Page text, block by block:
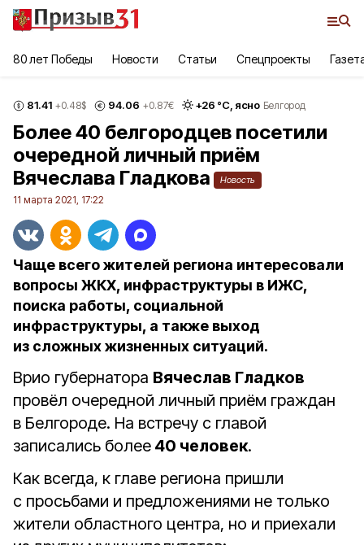
80 лет Победы Новости Статьи Спецпроекты
81.41 +0.48$ 94.06 +0.87€ +26 °С, ясно Белгород
Более 40 белгородцев посетили
очередной личный приём
Вячеслава Гладкова
Новость
11 марта 2021, 17:22
Чаще всего жителей региона интересовали
вопросы ЖКХ, инфраструктуры в ИЖС,
поиска работы, социальной
инфраструктуры, а также выход
из сложных жизненных ситуаций.
Врио губернатора Вячеслав Гладков
провёл очередной личный приём граждан
в Белгороде. На встречу с главой
записались более 40 человек.
Как всегда, к главе региона пришли
с просьбами и предложениями не только
жители областного центра, но и приехали